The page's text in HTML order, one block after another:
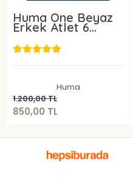
Huma One Beyaz
Erkek Atlet 6
ADET 101-
Huma
1.200,00 TL
850,00 TL
Sepete Ekle